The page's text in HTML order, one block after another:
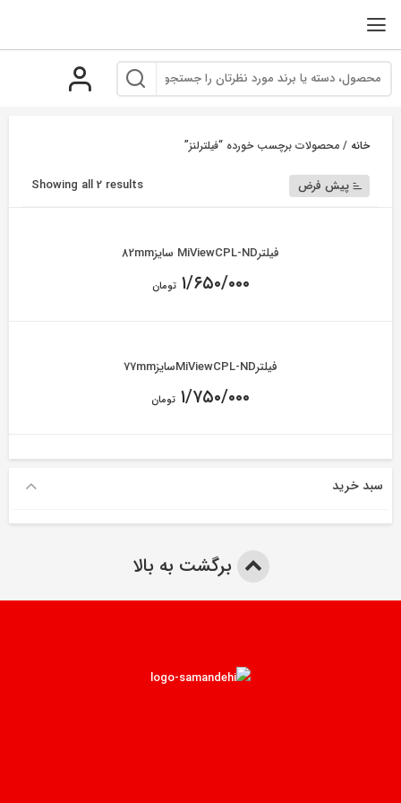
خانه / محصولات برچسب خورده “فیلترلنز”
Showing all 2 results پیش فرض
فیلترMiViewCPL-ND سایز82mm
۱/۶۵۰/۰۰۰ تومان
فیلترMiViewCPL-NDسایز77mm
۱/۷۵۰/۰۰۰ تومان
سبد خرید
برگشت به بالا